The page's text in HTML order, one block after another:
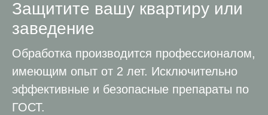
Защитите вашу квартиру или
заведение
Обработка производится профессионалом,
имеющим опыт от 2 лет. Исключительно
эффективные и безопасные препараты по
ГОСТ.